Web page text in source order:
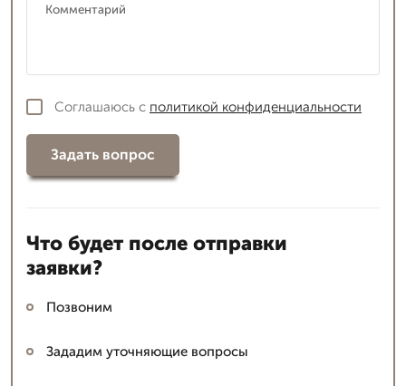
Соглашаюсь с политикой конфиденциальности
Задать вопрос
Что будет после отправки
заявки?
Позвоним
Зададим уточняющие вопросы